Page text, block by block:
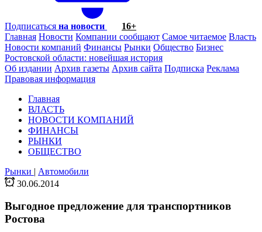
Подписаться на новости
16+
Главная Новости Компании сообщают Самое читаемое Власть
Новости компаний Финансы Рынки Общество Бизнес
Ростовской области: новейшая история
Об издании Архив газеты Архив сайта Подписка Реклама
Правовая информация
Главная
ВЛАСТЬ
НОВОСТИ КОМПАНИЙ
ФИНАНСЫ
РЫНКИ
ОБЩЕСТВО
Рынки | Автомобили
30.06.2014
Выгодное предложение для транспортников
Ростова